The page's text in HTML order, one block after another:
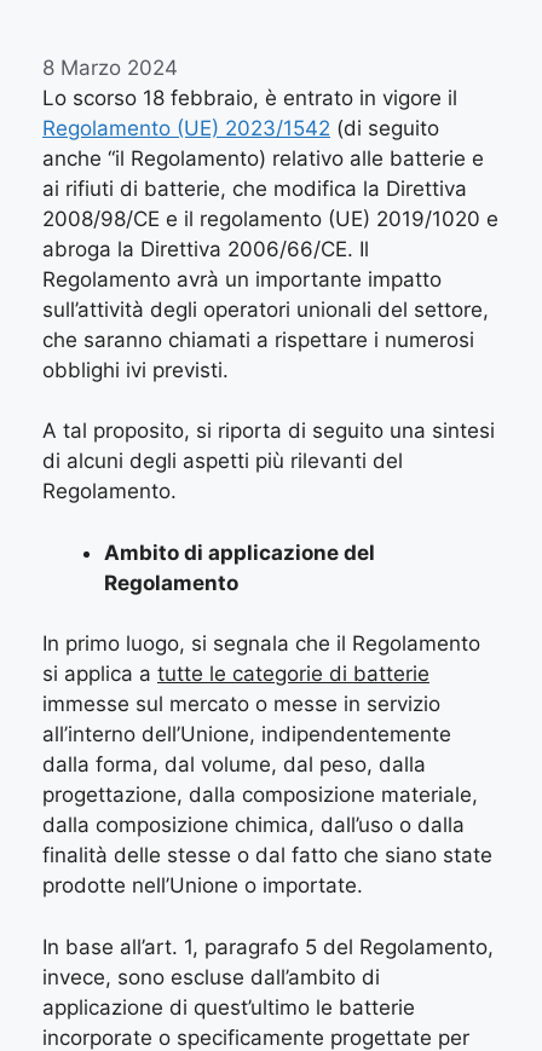
8 Marzo 2024
Lo scorso 18 febbraio, è entrato in vigore il
Regolamento (UE) 2023/1542 (di seguito
anche “il Regolamento) relativo alle batterie e
ai rifiuti di batterie, che modifica la Direttiva
2008/98/CE e il regolamento (UE) 2019/1020 e
abroga la Direttiva 2006/66/CE. Il
Regolamento avrà un importante impatto
sull’attività degli operatori unionali del settore,
che saranno chiamati a rispettare i numerosi
obblighi ivi previsti.
A tal proposito, si riporta di seguito una sintesi
di alcuni degli aspetti più rilevanti del
Regolamento.
Ambito di applicazione del
Regolamento
In primo luogo, si segnala che il Regolamento
si applica a tutte le categorie di batterie
immesse sul mercato o messe in servizio
all’interno dell’Unione, indipendentemente
dalla forma, dal volume, dal peso, dalla
progettazione, dalla composizione materiale,
dalla composizione chimica, dall’uso o dalla
finalità delle stesse o dal fatto che siano state
prodotte nell’Unione o importate.
In base all’art. 1, paragrafo 5 del Regolamento,
invece, sono escluse dall’ambito di
applicazione di quest’ultimo le batterie
incorporate o specificamente progettate per